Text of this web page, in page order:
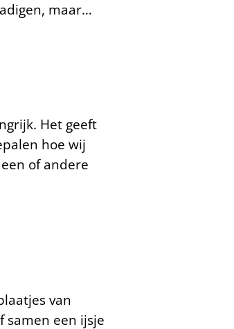
maar…
Het geeft
hoe wij
of andere
van
samen een ijsje